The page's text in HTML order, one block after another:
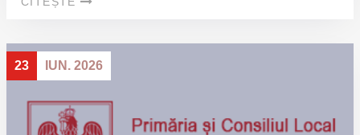
23 IUN. 2026